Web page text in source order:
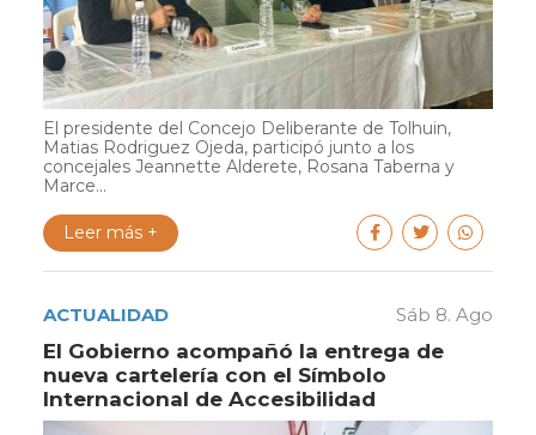
El presidente del Concejo Deliberante de Tolhuin,
Matias Rodriguez Ojeda, participó junto a los
concejales Jeannette Alderete, Rosana Taberna y
Marce...
Leer más +
ACTUALIDAD Sáb 8. Ago
El Gobierno acompañó la entrega de
nueva cartelería con el Símbolo
Internacional de Accesibilidad